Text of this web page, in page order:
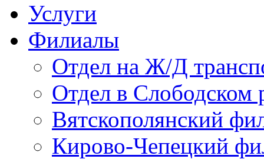
Услуги
Филиалы
Отдел на Ж/Д
Отдел в Слободском
Вятскополянский
Кирово-Чепецкий